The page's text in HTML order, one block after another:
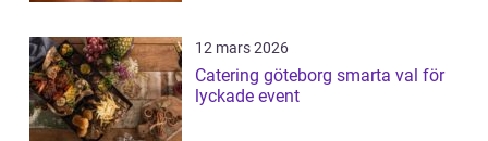
12 mars 2026
Catering göteborg smarta val för
lyckade event